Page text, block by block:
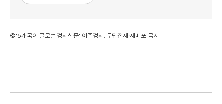
©'5개국어 글로벌 경제신문' 아주경제. 무단전재·재배포 금지